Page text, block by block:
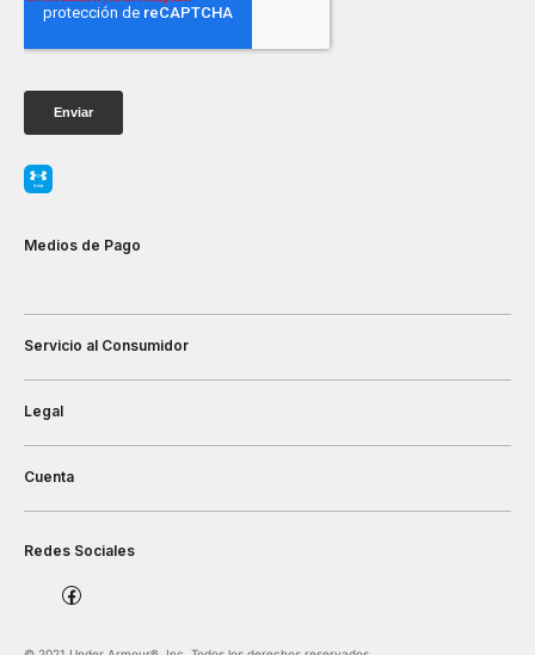
Medios de Pago
Servicio al Consumidor
Legal
Cuenta
Redes Sociales